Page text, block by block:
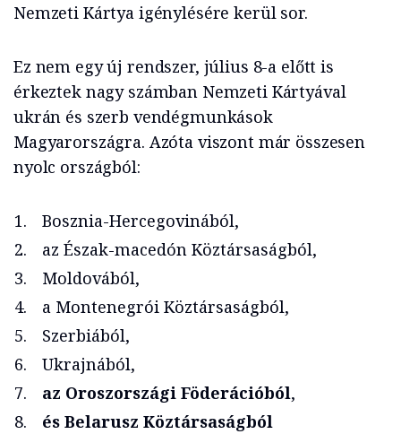
Nemzeti Kártya igénylésére kerül sor.
Ez nem egy új rendszer, július 8-a előtt is
érkeztek nagy számban Nemzeti Kártyával
ukrán és szerb vendégmunkások
Magyarországra. Azóta viszont már összesen
nyolc országból:
Bosznia-Hercegovinából,
az Észak-macedón Köztársaságból,
Moldovából,
a Montenegrói Köztársaságból,
Szerbiából,
Ukrajnából,
az Oroszországi Föderációból,
és Belarusz Köztársaságból